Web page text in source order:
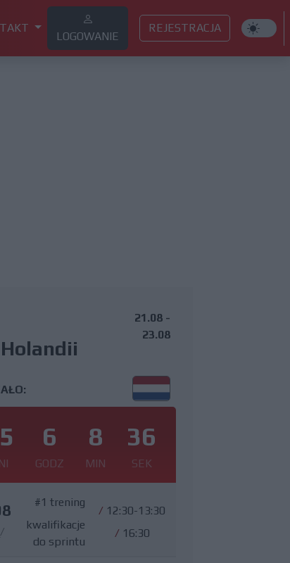
LOGOWANIE
REJESTRACJA
Holandii
21.08 -
23.08
6
GODZ
8
MIN
35
SEK
#1 trening
kwalifikacje
do sprintu
/ 12:30-13:30
/ 16:30